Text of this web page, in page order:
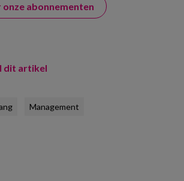
onze abonnementen
dit artikel
Management